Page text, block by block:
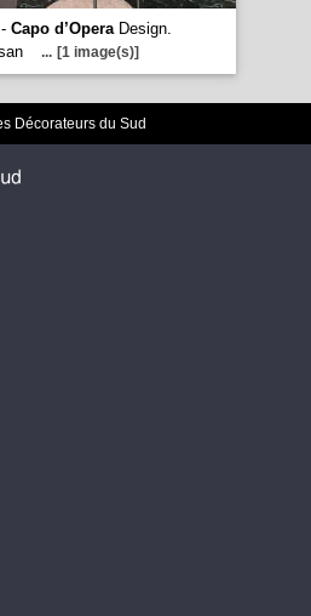
Capo d’OperaDesign.
... [1 image(s)]
Décorateurs du Sud